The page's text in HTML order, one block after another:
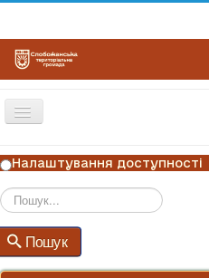
Перемикач
ГОЛОВНА
НОВИНИ
ОГОЛОШЕННЯ
ГРАФІКИ ПРИЙОМУ
Налаштування доступності
Пошук